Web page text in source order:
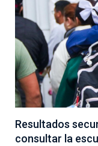
Resultados
consultar la